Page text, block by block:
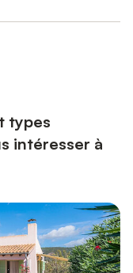
types
intéresser à